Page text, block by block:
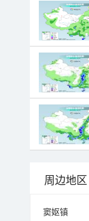
周边地区
窦妪镇